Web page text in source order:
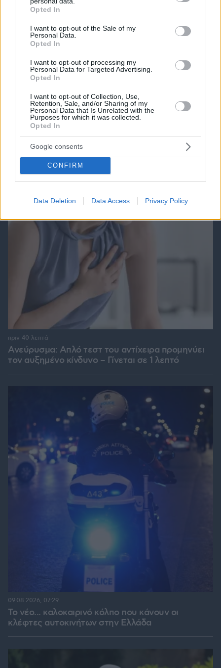
grant or deny consent to Google and its third-party tags to
use your data for below specified purposes in below Google
consent section.
Opted In
I want to opt-out of the Sale of my
Personal Data.
Opted In
I want to opt-out of processing my
Personal Data for Targeted Advertising.
Opted In
I want to opt-out of Collection, Use,
Retention, Sale, and/or Sharing of my
Personal Data that Is Unrelated with the
Purposes for which it was collected.
Opted In
Google consents
CONFIRM
Data Deletion Data Access Privacy Policy
Cut The Rope
ΔΕΙΤΕ ΟΛΑ ΤΑ GAMES
Best of Network
Ανεύρυσμα: Απλό τεστ του αντίχειρα προμηνύει
τον αυξημένο κίνδυνο – Γίνεται σε 1 λεπτό
πριν 40 λεπτά
Το νέο... καλοκαιρινό κόλπο που κάνουν οι
κλέφτες αυτοκινήτων στην Ελλάδα
09.08.2026, 07:29